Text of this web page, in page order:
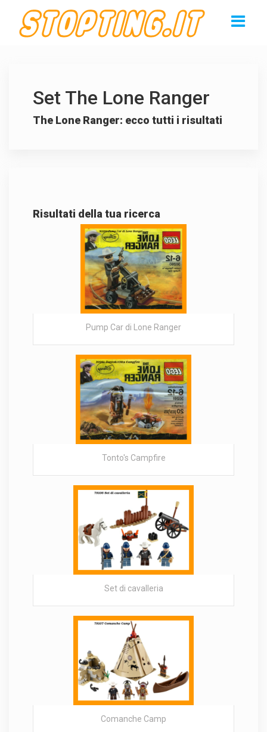
Set The Lone Ranger
The Lone Ranger: ecco tutti i risultati
Risultati della tua ricerca
Pump Car di Lone Ranger
Tonto's Campfire
Set di cavalleria
Comanche Camp